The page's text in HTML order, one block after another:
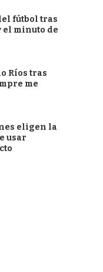
fútbol tras
el minuto de
Ríos tras
me
eligen la
usar